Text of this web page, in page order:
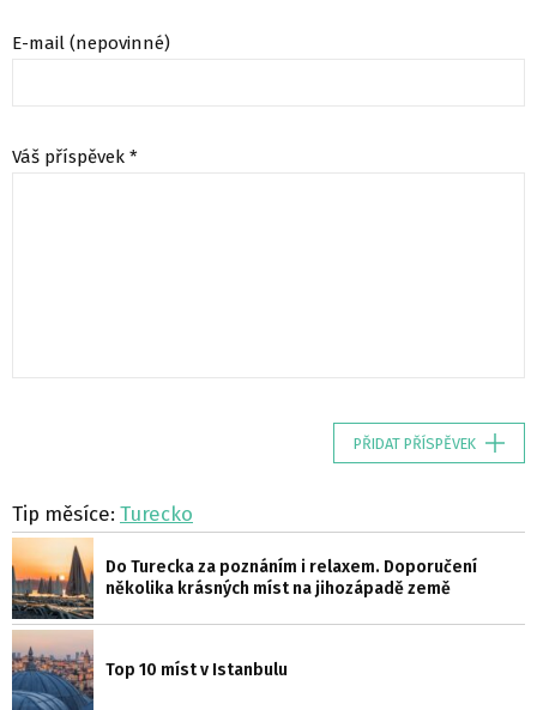
E-mail (nepovinné)
Váš příspěvek *
PŘIDAT PŘÍSPĚVEK
Tip měsíce: Turecko
Do Turecka za poznáním i relaxem. Doporučení
několika krásných míst na jihozápadě země
Top 10 míst v Istanbulu